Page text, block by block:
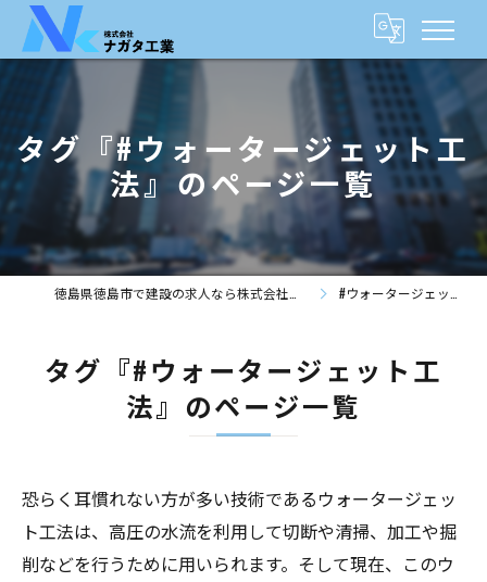
タグ『#ウォータージェット工
法』のページ一覧
#ウォータージェット工法
タグ『#ウォータージェット工
法』のページ一覧
恐らく耳慣れない方が多い技術であるウォータージェッ
ト工法は、高圧の水流を利用して切断や清掃、加工や掘
削などを行うために用いられます。そして現在、このウ